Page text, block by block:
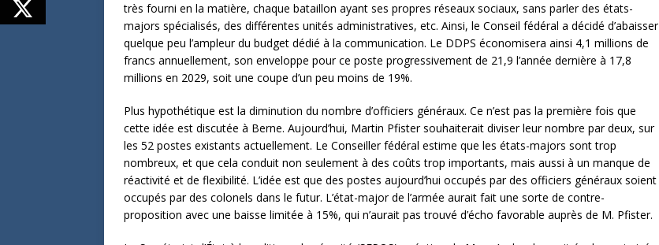
très fourni en la matière, chaque bataillon ayant ses propres réseaux sociaux, sans parler des états-
majors spécialisés, des différentes unités administratives, etc. Ainsi, le Conseil fédéral a décidé d’abaisser
quelque peu l’ampleur du budget dédié à la communication. Le DDPS économisera ainsi 4,1 millions de
francs annuellement, son enveloppe pour ce poste progressivement de 21,9 l’année dernière à 17,8
millions en 2029, soit une coupe d’un peu moins de 19%.
Plus hypothétique est la diminution du nombre d’officiers généraux. Ce n’est pas la première fois que
cette idée est discutée à Berne. Aujourd’hui, Martin Pfister souhaiterait diviser leur nombre par deux, sur
les 52 postes existants actuellement. Le Conseiller fédéral estime que les états-majors sont trop
nombreux, et que cela conduit non seulement à des coûts trop importants, mais aussi à un manque de
réactivité et de flexibilité. L’idée est que des postes aujourd’hui occupés par des officiers généraux soient
occupés par des colonels dans le futur. L’état-major de l’armée aurait fait une sorte de contre-
proposition avec une baisse limitée à 15%, qui n’aurait pas trouvé d’écho favorable auprès de M. Pfister.